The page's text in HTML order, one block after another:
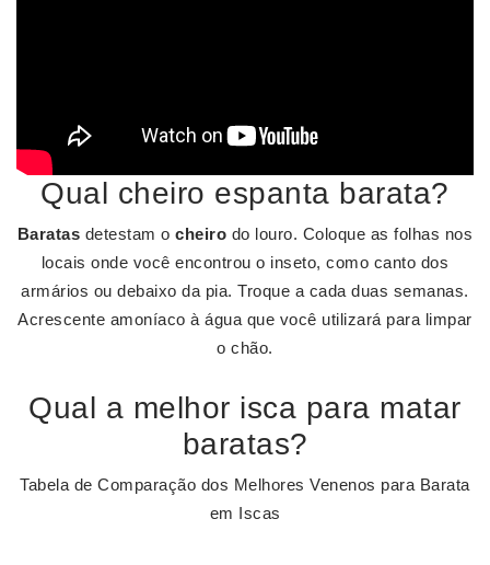
Qual cheiro espanta barata?
Baratas detestam ocheiro do louro. Coloque as folhas nos
locais onde você encontrou o inseto, como canto dos
armários ou debaixo da pia. Troque a cada duas semanas.
Acrescente amoníaco à água que você utilizará para limpar
o chão.
Qual a melhor isca para matar
baratas?
Tabela de Comparação dos Melhores Venenos para Barata
em Iscas